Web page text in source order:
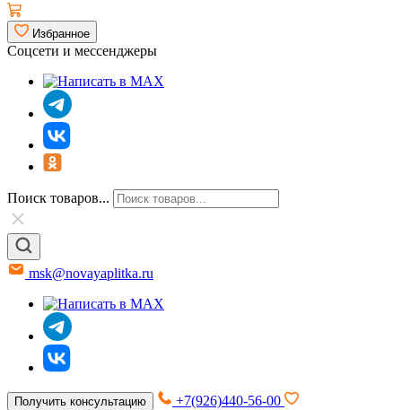
Избранное
Соцсети и мессенджеры
Поиск товаров...
msk@novayaplitka.ru
Получить консультацию +7(926)440-56-00